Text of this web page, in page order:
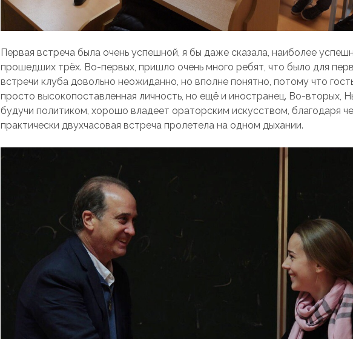
Первая встреча была очень успешной, я бы даже сказала, наиболее
прошедших трёх. Во-первых, пришло очень много ребят, что было для
встречи клуба довольно неожиданно, но вполне понятно, потому что
просто высокопоставленная личность, но ещё и иностранец. Во-вторых,
будучи политиком, хорошо владеет ораторским искусством, благодаря
практически двухчасовая встреча пролетела на одном дыхании.